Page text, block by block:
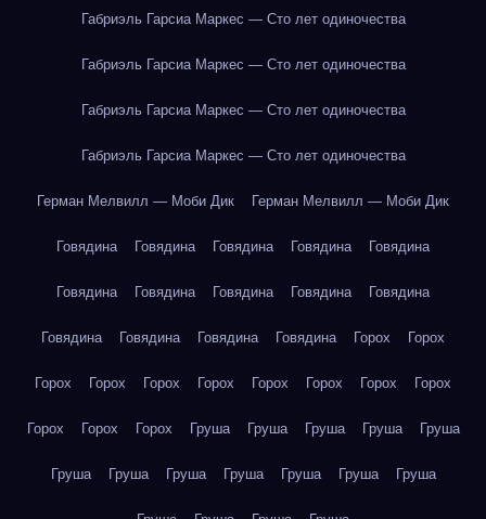
Габриэль Гарсиа Маркес — Сто лет одиночества
Габриэль Гарсиа Маркес — Сто лет одиночества
Габриэль Гарсиа Маркес — Сто лет одиночества
Габриэль Гарсиа Маркес — Сто лет одиночества
Герман Мелвилл — Моби Дик Герман Мелвилл — Моби Дик
Говядина Говядина Говядина Говядина Говядина
Говядина Говядина Говядина Говядина Говядина
Говядина Говядина Говядина Говядина Горох Горох
Горох Горох Горох Горох Горох Горох Горох Горох
Горох Горох Горох Груша Груша Груша Груша Груша
Груша Груша Груша Груша Груша Груша Груша